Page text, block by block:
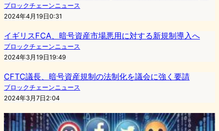
ブロックチェーンニュース
2024年4月19日0:31
イギリスFCA、暗号資産市場悪用に対する新規制導入へ
ブロックチェーンニュース
2024年3月19日19:49
CFTC議長、暗号資産規制の法制化を議会に強く要請
ブロックチェーンニュース
2024年3月7日2:04